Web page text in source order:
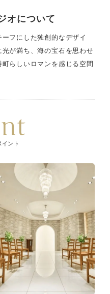
オについて
フにした独創的なデザイ
が満ち、海の宝石を思わせ
らしいロマンを感じる空間
イント